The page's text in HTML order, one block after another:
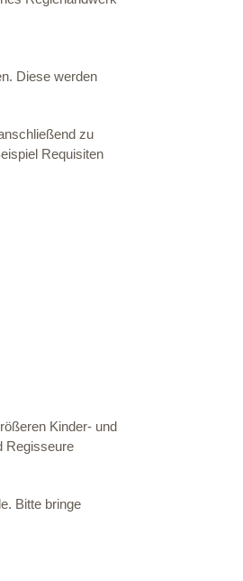
Diese werden
zu
Requisiten
Kinder- und
Regisseure
Bitte bringe